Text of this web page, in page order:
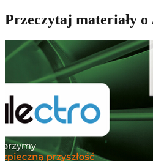
Przeczytaj materiały